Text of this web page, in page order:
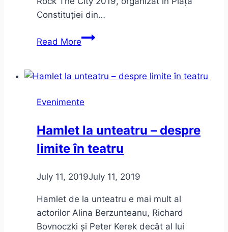
Constituției din…
Read MoreBon
The
la
The
City
impresii
concert
Evenimente
Hamlet la unteatru – despre
limite în teatru
July 11, 2019July 11, 2019
Hamlet de la unteatru e mai mult al
actorilor Alina Berzunteanu, Richard
Bovnoczki și Peter Kerek decât al lui